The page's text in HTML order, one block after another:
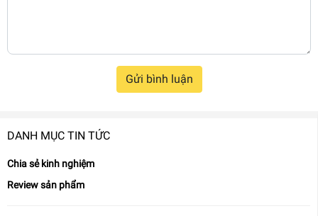
DANH MỤC TIN TỨC
Chia sẻ kinh nghiệm
Review sản phẩm
Gửi bình luận